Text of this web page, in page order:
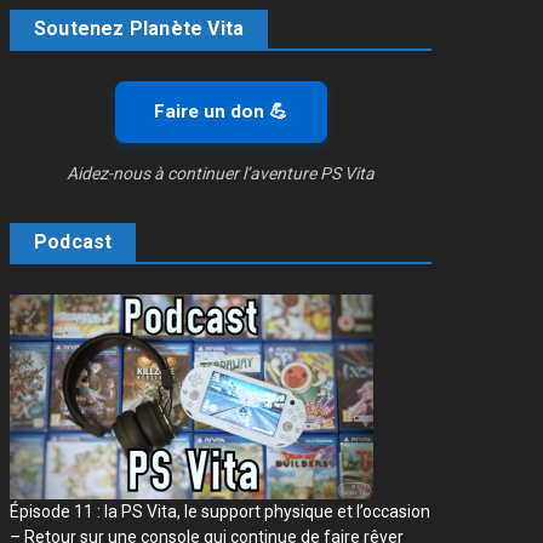
Soutenez Planète Vita
Faire un don 💪
Aidez-nous à continuer l’aventure PS Vita
Podcast
Épisode 11 : la PS Vita, le support physique et l’occasion
– Retour sur une console qui continue de faire rêver